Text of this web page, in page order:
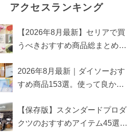
アクセスランキング
【2026年8月最新】セリアで買
うべきおすすめ商品総まとめ。
2026年8月最新｜ダイソーおす
すめ商品153選。使って良かっ
【保存版】スタンダードプロダ
クツのおすすめアイテム45選。